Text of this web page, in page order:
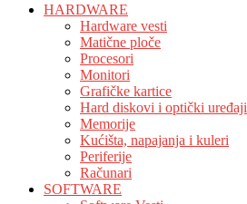
HARDWARE
Hardware vesti
Matične ploče
Procesori
Monitori
Grafičke kartice
Hard diskovi i optički uređaji
Memorije
Kućišta, napajanja i kuleri
Periferije
Računari
SOFTWARE